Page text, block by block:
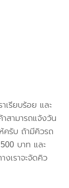
เรียบร้อย และ
สามารถแจ้งวัน
ครับ ถ้ามีคิวรถ
บาท และ
เราจะจัดคิว